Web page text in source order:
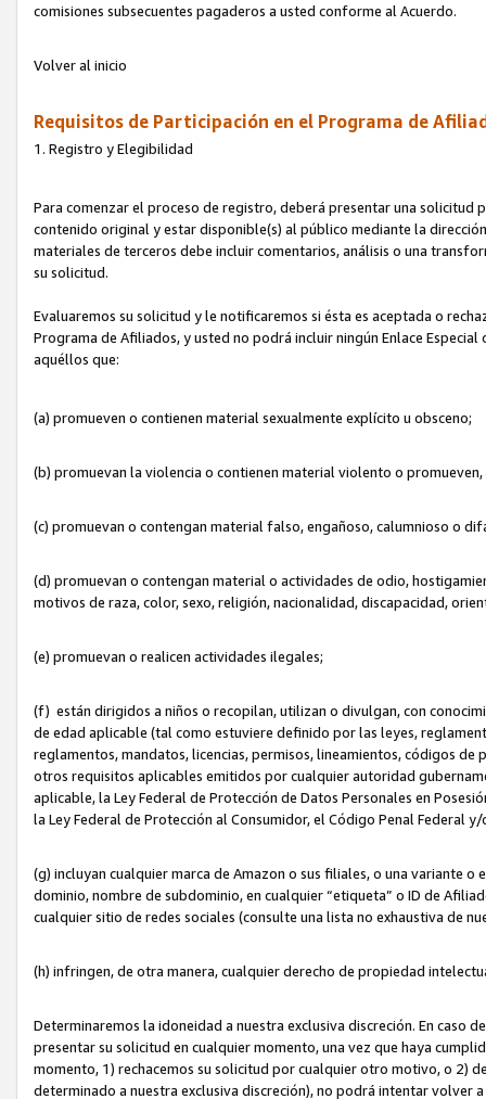
comisiones subsecuentes pagaderos a usted conforme al Acuerdo.
Volver al inicio
Requisitos de Participación en el Programa de
1. Registro y Elegibilidad
Para comenzar el proceso de registro, deberá presentar una solicitud
contenido original y estar disponible(s) al público mediante la
materiales de terceros debe incluir comentarios, análisis o una
su solicitud.
Evaluaremos su solicitud y le notificaremos si ésta es aceptada o
Programa de Afiliados, y usted no podrá incluir ningún Enlace
aquéllos que:
(a) promueven o contienen material sexualmente explícito u obsceno;
(b) promuevan la violencia o contienen material violento o
(c) promuevan o contengan material falso, engañoso, calumnioso o
(d) promuevan o contengan material o actividades de odio,
motivos de raza, color, sexo, religión, nacionalidad, discapacidad,
(e) promuevan o realicen actividades ilegales;
(f) están dirigidos a niños o recopilan, utilizan o divulgan, con
de edad aplicable (tal como estuviere definido por las leyes,
reglamentos, mandatos, licencias, permisos, lineamientos, códigos
otros requisitos aplicables emitidos por cualquier autoridad
aplicable, la Ley Federal de Protección de Datos Personales en
la Ley Federal de Protección al Consumidor, el Código Penal Federal
(g) incluyan cualquier marca de Amazon o sus filiales, o una variante
dominio, nombre de subdominio, en cualquier “etiqueta” o ID de
cualquier sitio de redes sociales (consulte una lista no exhaustiva de
(h) infringen, de otra manera, cualquier derecho de propiedad
Determinaremos la idoneidad a nuestra exclusiva discreción. En caso
presentar su solicitud en cualquier momento, una vez que haya
momento, 1) rechacemos su solicitud por cualquier otro motivo, o 2)
determinado a nuestra exclusiva discreción), no podrá intentar volver